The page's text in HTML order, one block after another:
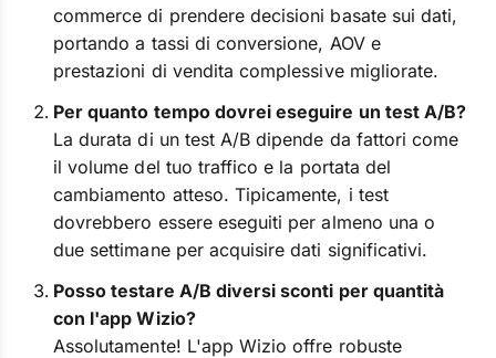
commerce di prendere decisioni basate sui dati,
portando a tassi di conversione, AOV e
prestazioni di vendita complessive migliorate.
Per quanto tempo dovrei eseguire un test A/B?
La durata di un test A/B dipende da fattori come
il volume del tuo traffico e la portata del
cambiamento atteso. Tipicamente, i test
dovrebbero essere eseguiti per almeno una o
due settimane per acquisire dati significativi.
Posso testare A/B diversi sconti per quantità
con l'app Wizio?
Assolutamente! L'app Wizio offre robuste